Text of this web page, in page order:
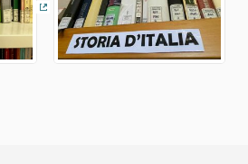
(External link)